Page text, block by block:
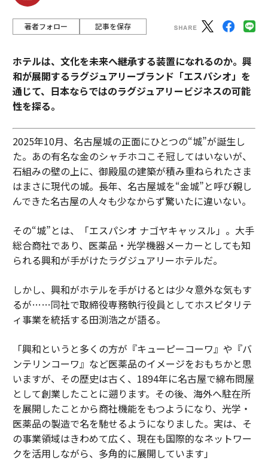
著者フォロー 記事を保存
ホテルは、文化を未来へ継承する装置になれるのか。興
和が展開するラグジュアリーブランド「エスパシオ」を
通じて、日本ならではのラグジュアリービジネスの可能
性を探る。
2025年10月、名古屋城の正面にひとつの“城”が誕生し
た。あの有名な金のシャチホコこそ冠してはいないが、
石組みの壁の上に、御殿風の建築が積み重ねられたさま
はまさに現代の城。長年、名古屋城を“金城”と呼び親し
んできた名古屋の人々も少なからず驚いたに違いない。
その“城”とは、「エスパシオ ナゴヤキャッスル」。大手
総合商社であり、医薬品・光学機器メーカーとしても知
られる興和が手がけたラグジュアリーホテルだ。
しかし、興和がホテルを手がけるとは少々意外な気もす
るが……同社で取締役専務執行役員としてホスピタリテ
ィ事業を統括する田渕浩之が語る。
「興和というと多くの方が『キューピーコーワ』や『バ
ンテリンコーワ』など医薬品のイメージをおもちかと思
いますが、その歴史は古く、1894年に名古屋で綿布問屋
として創業したことに遡ります。その後、海外へ駐在所
を展開したことから商社機能をもつようになり、光学・
医薬品の製造で名を馳せるようになりました。実は、そ
の事業領域はきわめて広く、現在も国際的なネットワー
クを活用しながら、多角的に展開しています」